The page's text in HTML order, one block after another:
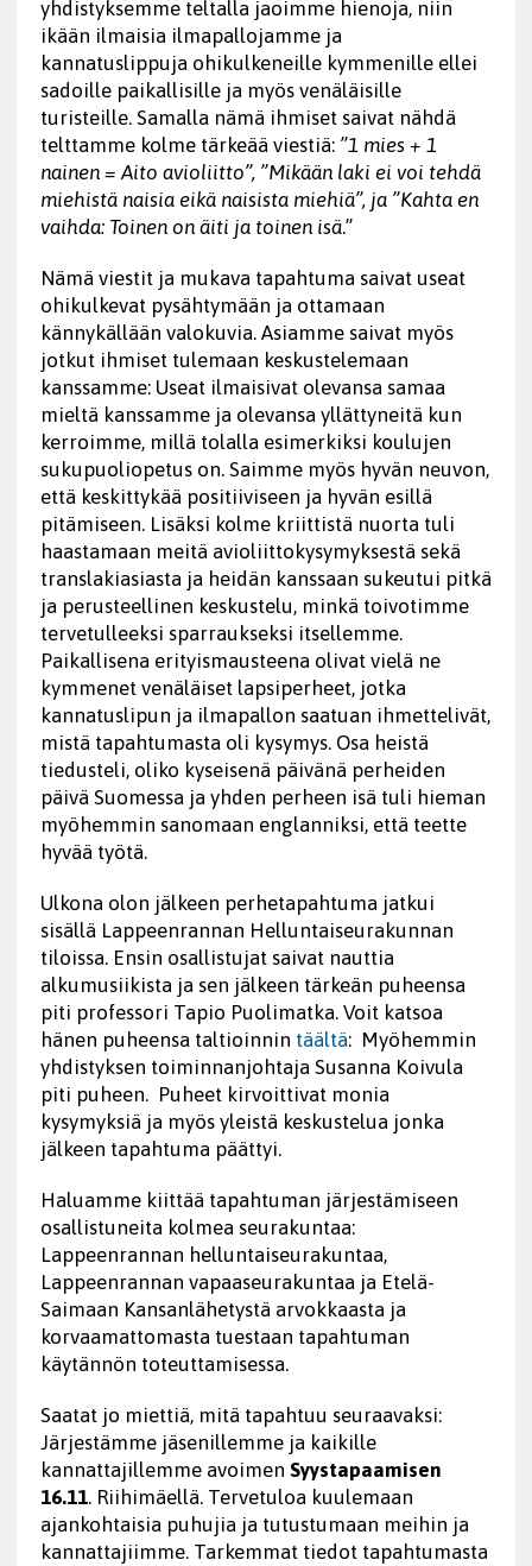
yhdistyksemme teltalla jaoimme hienoja, niin
ikään ilmaisia ilmapallojamme ja
kannatuslippuja ohikulkeneille kymmenille ellei
sadoille paikallisille ja myös venäläisille
turisteille. Samalla nämä ihmiset saivat nähdä
telttamme kolme tärkeää viestiä:”1 mies + 1
nainen = Aito avioliitto”, ”Mikään laki ei voi tehdä
miehistä naisia eikä naisista miehiä”, ja ”Kahta en
vaihda: Toinen on äiti ja toinen isä.”
Nämä viestit ja mukava tapahtuma saivat useat
ohikulkevat pysähtymään ja ottamaan
kännykällään valokuvia. Asiamme saivat myös
jotkut ihmiset tulemaan keskustelemaan
kanssamme: Useat ilmaisivat olevansa samaa
mieltä kanssamme ja olevansa yllättyneitä kun
kerroimme, millä tolalla esimerkiksi koulujen
sukupuoliopetus on. Saimme myös hyvän neuvon,
että keskittykää positiiviseen ja hyvän esillä
pitämiseen. Lisäksi kolme kriittistä nuorta tuli
haastamaan meitä avioliittokysymyksestä sekä
translakiasiasta ja heidän kanssaan sukeutui pitkä
ja perusteellinen keskustelu, minkä toivotimme
tervetulleeksi sparraukseksi itsellemme.
Paikallisena erityismausteena olivat vielä ne
kymmenet venäläiset lapsiperheet, jotka
kannatuslipun ja ilmapallon saatuan ihmettelivät,
mistä tapahtumasta oli kysymys. Osa heistä
tiedusteli, oliko kyseisenä päivänä perheiden
päivä Suomessa ja yhden perheen isä tuli hieman
myöhemmin sanomaan englanniksi, että teette
hyvää työtä.
Ulkona olon jälkeen perhetapahtuma jatkui
sisällä Lappeenrannan Helluntaiseurakunnan
tiloissa. Ensin osallistujat saivat nauttia
alkumusiikista ja sen jälkeen tärkeän puheensa
piti professori Tapio Puolimatka. Voit katsoa
hänen puheensa taltioinnin täältä: Myöhemmin
yhdistyksen toiminnanjohtaja Susanna Koivula
piti puheen. Puheet kirvoittivat monia
kysymyksiä ja myös yleistä keskustelua jonka
jälkeen tapahtuma päättyi.
Haluamme kiittää tapahtuman järjestämiseen
osallistuneita kolmea seurakuntaa:
Lappeenrannan helluntaiseurakuntaa,
Lappeenrannan vapaaseurakuntaa ja Etelä-
Saimaan Kansanlähetystä arvokkaasta ja
korvaamattomasta tuestaan tapahtuman
käytännön toteuttamisessa.
Saatat jo miettiä, mitä tapahtuu seuraavaksi:
Järjestämme jäsenillemme ja kaikille
kannattajillemme avoimen Syystapaamisen
16.11. Riihimäellä. Tervetuloa kuulemaan
ajankohtaisia puhujia ja tutustumaan meihin ja
kannattajiimme. Tarkemmat tiedot tapahtumasta